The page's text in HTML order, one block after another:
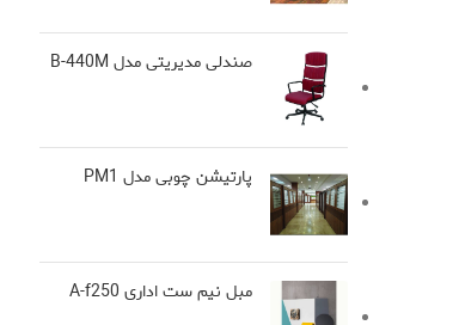
صندلی مدیریتی مدل B-440M
پارتیشن چوبی مدل PM1
مبل نیم ست اداری A-f250